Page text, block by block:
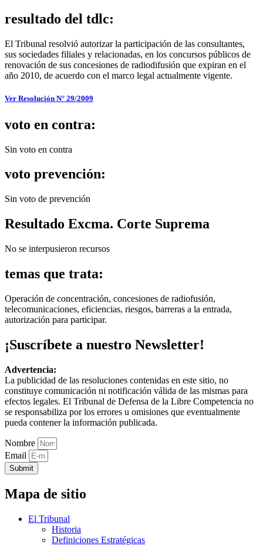
resultado del tdlc:
El Tribunal resolvió autorizar la participación de las consultantes,
sus sociedades filiales y relacionadas, en los concursos públicos de
renovación de sus concesiones de radiodifusión que expiran en el
año 2010, de acuerdo con el marco legal actualmente vigente.
Ver Resolución N° 29/2009
voto en contra:
Sin voto en contra
voto prevención:
Sin voto de prevención
Resultado Excma. Corte Suprema
No se interpusieron recursos
temas que trata:
Operación de concentración, concesiones de radiofusión,
telecomunicaciones, eficiencias, riesgos, barreras a la entrada,
autorización para participar.
¡Suscríbete a nuestro Newsletter!
Advertencia:
La publicidad de las resoluciones contenidas en este sitio, no
constituye comunicación ni notificación válida de las mismas para
efectos legales. El Tribunal de Defensa de la Libre Competencia no
se responsabiliza por los errores u omisiones que eventualmente
pueda contener la información publicada.
Nombre
Email
Submit
Mapa de sitio
El Tribunal
Historia
Definiciones Estratégicas